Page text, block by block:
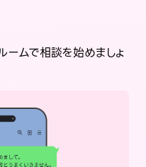
ームで相談を始めましょ